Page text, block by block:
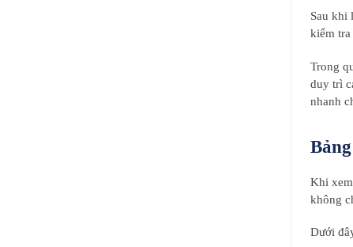
Sau khi
kiểm
Trong
duy trì
nhanh
Khi
không
Dưới